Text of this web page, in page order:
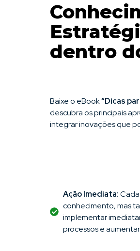
dentro
Baixe o eBook“Dicas
descubra os principais
integrar inovações que
Ação Imediata:
conhecimento, mas
implementar
processos e